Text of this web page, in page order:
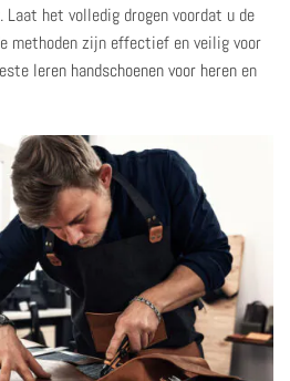
het volledig drogen voordat u de
methoden zijn effectief en veilig voor
leren handschoenen voor heren en